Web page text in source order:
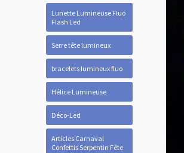
Lunette Lumineuse Fluo
Flash Led
Serre tête lumineux
bracelets lumineux fluo
Hélice Lumineuse
Déco-Led
Articles Carnaval
Confettis Serpentin Fête